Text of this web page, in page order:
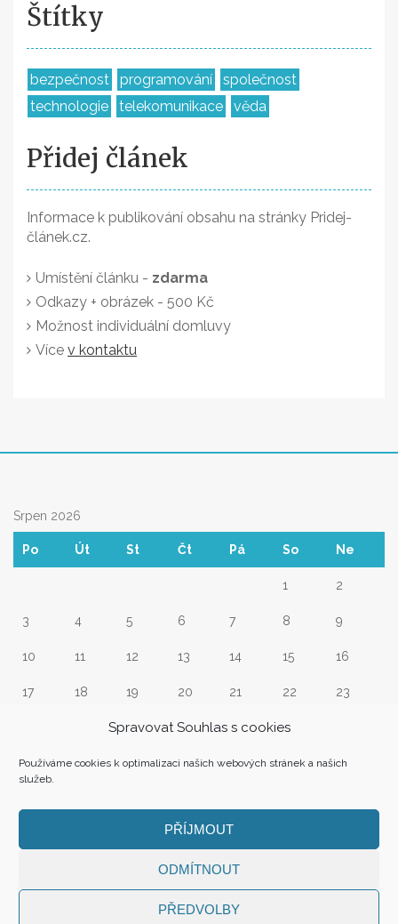
Spravovat Souhlas s cookies
Používáme cookies k optimalizaci našich webových stránek a našich
služeb.
PŘÍJMOUT
ODMÍTNOUT
PŘEDVOLBY
Štítky
bezpečnost programování
společnost
technologie
telekomunikace věda
Přidej článek
Informace k publikování obsahu na stránky Pridej-
článek.cz.
Umístění článku - zdarma
Odkazy + obrázek - 500 Kč
Možnost individuální domluvy
Více v kontaktu
Srpen 2026
Po Út St Čt Pá So Ne
1 2
3 4 5 6 7 8 9
10 11 12 13 14 15 16
17 18 19 20 21 22 23
26 27 28 29
31
« Srp